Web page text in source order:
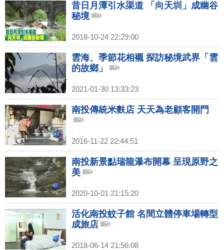
昔日月潭引水渠道 「向天圳」成幽谷
秘境
2018-10-24 22:29:00
雲海、季節花相襯 探訪秘境武界「雲
的故鄉」
2021-01-30 13:33:23
南投傳統米麩店 天天為老顧客開門
2016-11-22 22:44:51
南投新景點瑞龍瀑布開幕 呈現原野之
美
2020-10-01 21:15:20
活化南投蚊子館 名間立體停車場轉型
成旅店
2018-06-14 21:56:08